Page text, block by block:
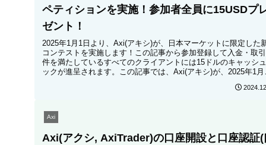
ペティションを実施！参加者全員に15USDプ
ゼント！
2025年1月1日より、Axi(アキシ)が、日本マーケットに限定した
コンテストを実施します！この記事から参加登録して入金・取
件を満たしているすべてのクライアントには15ドルのキャッシ
ックが進呈されます。この記事では、Axi(アキシ)が、2025年1月
Axi
Axi(アクシ, AxiTrader)の口座開設と口座認証(